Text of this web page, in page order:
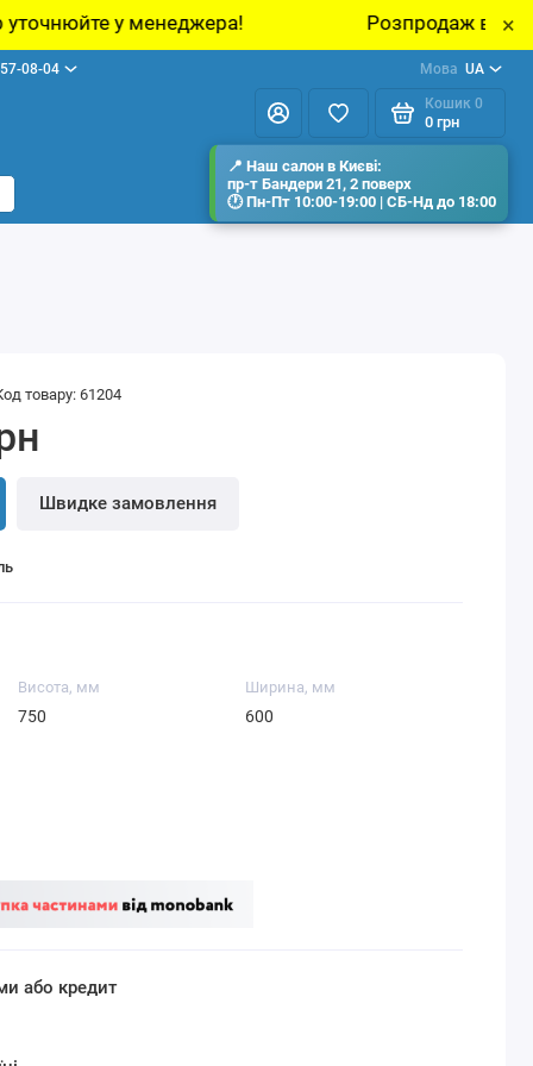
Розпродаж виставкових зразків ×
08-04 Мова UA
Кошик 0
0 грн
товару: 61204
Швидке замовлення
Висота, мм
750
Ширина, мм
600
або кредит